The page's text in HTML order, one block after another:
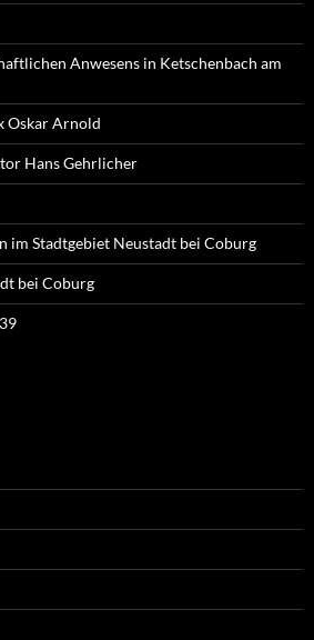
Anwesens in Ketschenbach am
Oskar Arnold
Hans Gehrlicher
im Stadtgebiet Neustadt bei Coburg
bei Coburg